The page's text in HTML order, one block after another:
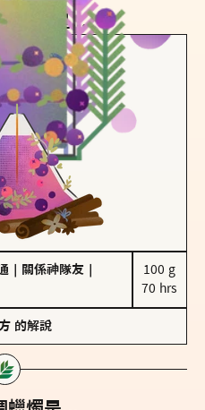
蠟燭是...
關係神隊友
100 g
70 hrs
的解說